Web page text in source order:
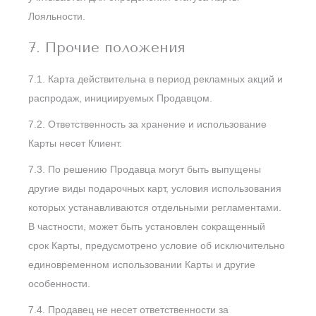
Лояльности.
7. Прочие положения
7.1. Карта действительна в период рекламных акций и
распродаж, инициируемых Продавцом.
7.2. Ответственность за хранение и использование
Карты несет Клиент.
7.3. По решению Продавца могут быть выпущены
другие виды подарочных карт, условия использования
которых устанавливаются отдельными регламентами.
В частности, может быть установлен сокращенный
срок Карты, предусмотрено условие об исключительно
единовременном использовании Карты и другие
особенности.
7.4. Продавец не несет ответственности за